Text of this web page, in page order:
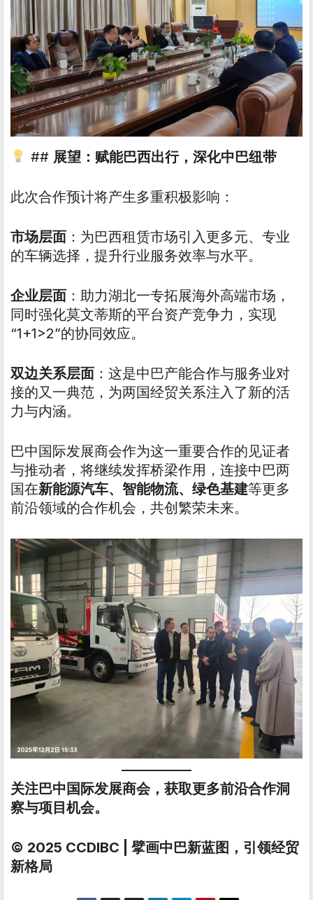
## 展望：赋能巴西出行，深化中巴纽带
此次合作预计将产生多重积极影响：
市场层面 ：为巴西租赁市场引入更多元、专业
的车辆选择，提升行业服务效率与水平。
企业层面 ：助力湖北一专拓展海外高端市场，
同时强化莫文蒂斯的平台资产竞争力，实现
“1+1>2”的协同效应。
双边关系层面 ：这是中巴产能合作与服务业对
接的又一典范，为两国经贸关系注入了新的活
力与内涵。
巴中国际发展商会作为这一重要合作的见证者
与推动者，将继续发挥桥梁作用，连接中巴两
国在新能源汽车、智能物流、绿色基建等更多
前沿领域的合作机会，共创繁荣未来。
关注巴中国际发展商会，获取更多前沿合作洞
察与项目机会。
© 2025 CCDIBC | 擘画中巴新蓝图，引领经贸
新格局